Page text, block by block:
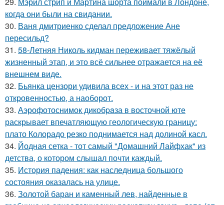
когда они были на свидании.
30. Ваня дмитриенко сделал предложение Ане
пересильд?
31. 58-Летняя Николь кидман переживает тяжёлый
жизненный этап, и это всё сильнее отражается на её
внешнем виде.
32. Бьянка цензори удивила всех - и на этот раз не
откровенностью, а наоборот.
33. Аэрофотоснимок дикобpaза в восточной юте
раскрывает впечатляющую геологическую границу:
плато Колорадо резко поднимается над долиной касл.
34. Йодная сетка - тот самый "Домашний Лайфхак" из
детства, о котором слышал почти каждый.
35. История падения: как наследница большого
состояния оказалась на улице.
36. Золотой баран и каменный лев, найденные в